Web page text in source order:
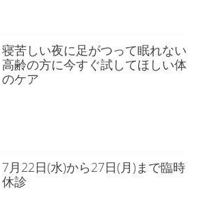
寝苦しい夜に足がつって眠れない
高齢の方に今すぐ試してほしい体
のケア
7月22日(水)から27日(月)まで臨時
休診